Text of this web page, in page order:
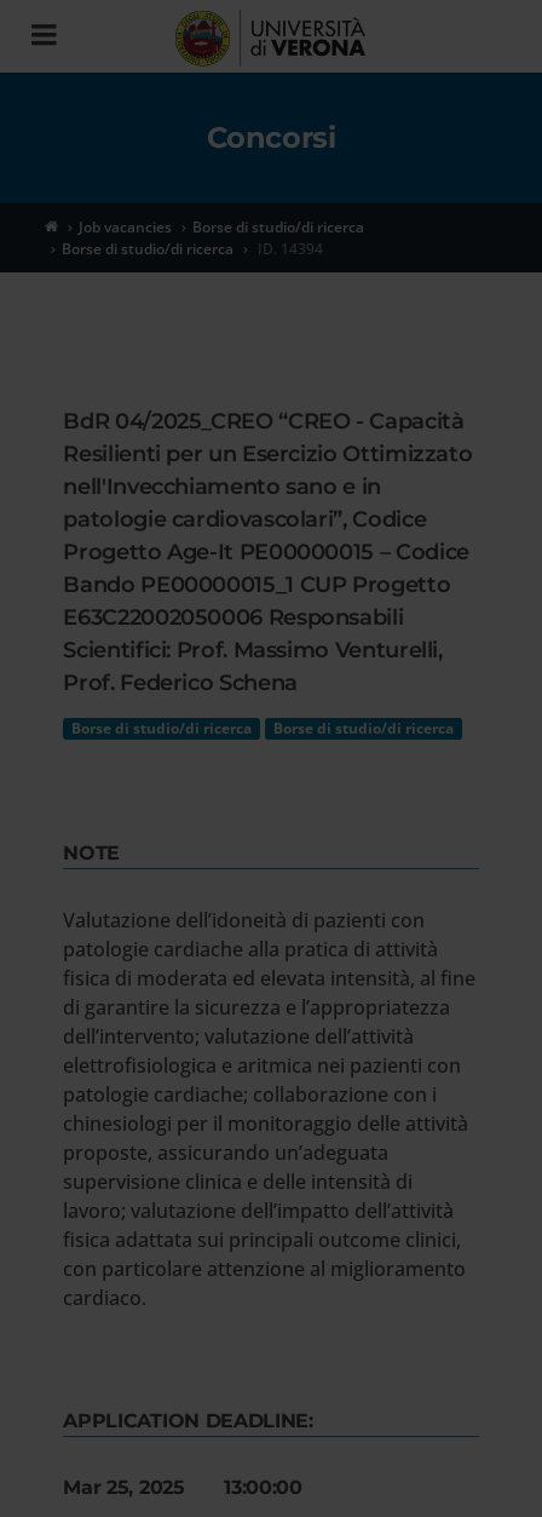
Toggle
navigation
Concorsi
Job vacancies
Borse di studio/di ricerca
Borse di studio/di ricerca
ID. 14394
BdR 04/2025_CREO “CREO - Capacità
Resilienti per un Esercizio Ottimizzato
nell'Invecchiamento sano e in
patologie cardiovascolari”, Codice
Progetto Age-It PE00000015 – Codice
Bando PE00000015_1 CUP Progetto
E63C22002050006 Responsabili
Scientifici: Prof. Massimo Venturelli,
Prof. Federico Schena
Borse di studio/di ricerca Borse di studio/di ricerca
NOTE
Valutazione dell’idoneità di pazienti con
patologie cardiache alla pratica di attività
fisica di moderata ed elevata intensità, al fine
di garantire la sicurezza e l’appropriatezza
dell’intervento; valutazione dell’attività
elettrofisiologica e aritmica nei pazienti con
patologie cardiache; collaborazione con i
chinesiologi per il monitoraggio delle attività
proposte, assicurando un’adeguata
supervisione clinica e delle intensità di
lavoro; valutazione dell’impatto dell’attività
fisica adattata sui principali outcome clinici,
con particolare attenzione al miglioramento
cardiaco.
APPLICATION DEADLINE:
Mar 25, 2025 13:00:00